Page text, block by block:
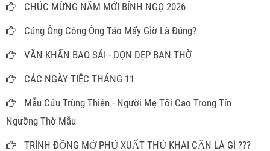
CHÚC MỪNG NĂM MỚI BÍNH NGỌ 2026
Cúng Ông Công Ông Táo Mấy Giờ Là Đúng?
VĂN KHẤN BAO SÁI - DỌN DẸP BAN THỜ
CÁC NGÀY TIỆC THÁNG 11
Mẫu Cửu Trùng Thiên - Người Mẹ Tối Cao Trong Tín
Ngưỡng Thờ Mẫu
TRÌNH ĐỒNG MỞ PHỦ XUẤT THỦ KHAI CĂN LÀ GÌ ???